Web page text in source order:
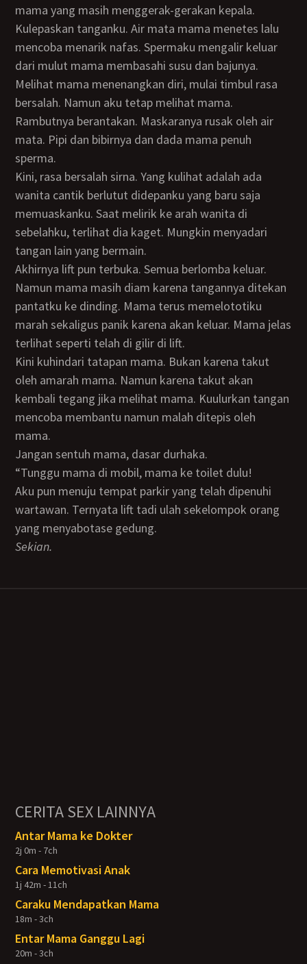
mama yang masih menggerak-gerakan kepala.
Kulepaskan tanganku. Air mata mama menetes lalu
mencoba menarik nafas. Spermaku mengalir keluar
dari mulut mama membasahi susu dan bajunya.
Melihat mama menenangkan diri, mulai timbul rasa
bersalah. Namun aku tetap melihat mama.
Rambutnya berantakan. Maskaranya rusak oleh air
mata. Pipi dan bibirnya dan dada mama penuh
sperma.
Kini, rasa bersalah sirna. Yang kulihat adalah ada
wanita cantik berlutut didepanku yang baru saja
memuaskanku. Saat melirik ke arah wanita di
sebelahku, terlihat dia kaget. Mungkin menyadari
tangan lain yang bermain.
Akhirnya lift pun terbuka. Semua berlomba keluar.
Namun mama masih diam karena tangannya ditekan
pantatku ke dinding. Mama terus memelototiku
marah sekaligus panik karena akan keluar. Mama jelas
terlihat seperti telah di gilir di lift.
Kini kuhindari tatapan mama. Bukan karena takut
oleh amarah mama. Namun karena takut akan
kembali tegang jika melihat mama. Kuulurkan tangan
mencoba membantu namun malah ditepis oleh
mama.
Jangan sentuh mama, dasar durhaka.
“Tunggu mama di mobil, mama ke toilet dulu!
Aku pun menuju tempat parkir yang telah dipenuhi
wartawan. Ternyata lift tadi ulah sekelompok orang
yang menyabotase gedung.
Sekian.
CERITA SEX LAINNYA
Antar Mama ke Dokter
2j 0m - 7ch
Cara Memotivasi Anak
1j 42m - 11ch
Caraku Mendapatkan Mama
18m - 3ch
Entar Mama Ganggu Lagi
20m - 3ch